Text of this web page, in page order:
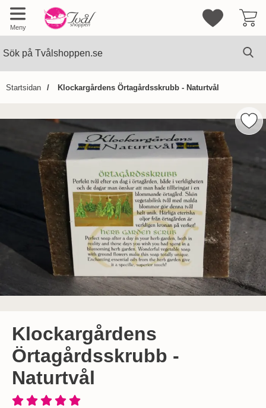
Meny
Mina
Startsidan Klockargårdens Örtagårdsskrubb - Naturtvål
över
Klockargårdens
Örtagårdsskrubb -
Naturtvål